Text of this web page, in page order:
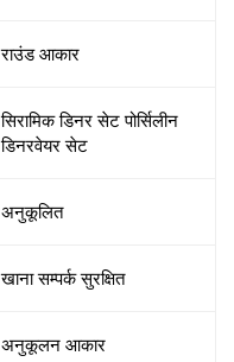
राउंड आकार
सिरामिक डिनर सेट पोर्सिलीन
डिनरवेयर सेट
अनुकूलित
खाना सम्पर्क सुरक्षित
अनुकूलन आकार